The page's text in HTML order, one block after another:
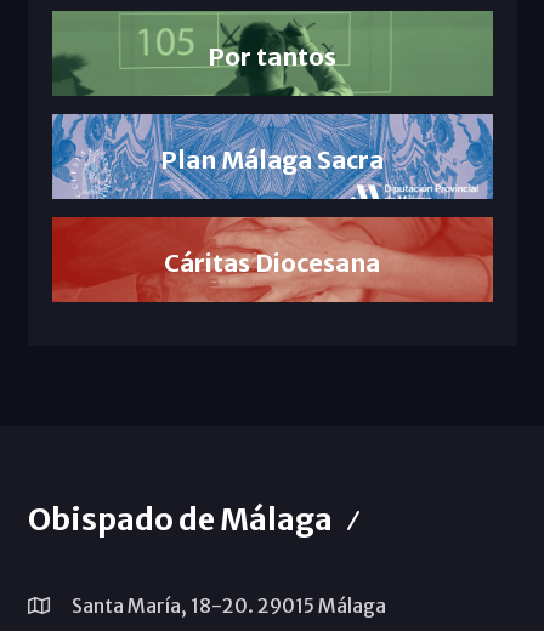
Por tantos
Plan Málaga Sacra
Cáritas Diocesana
Obispado de Málaga
Santa María, 18-20. 29015 Málaga